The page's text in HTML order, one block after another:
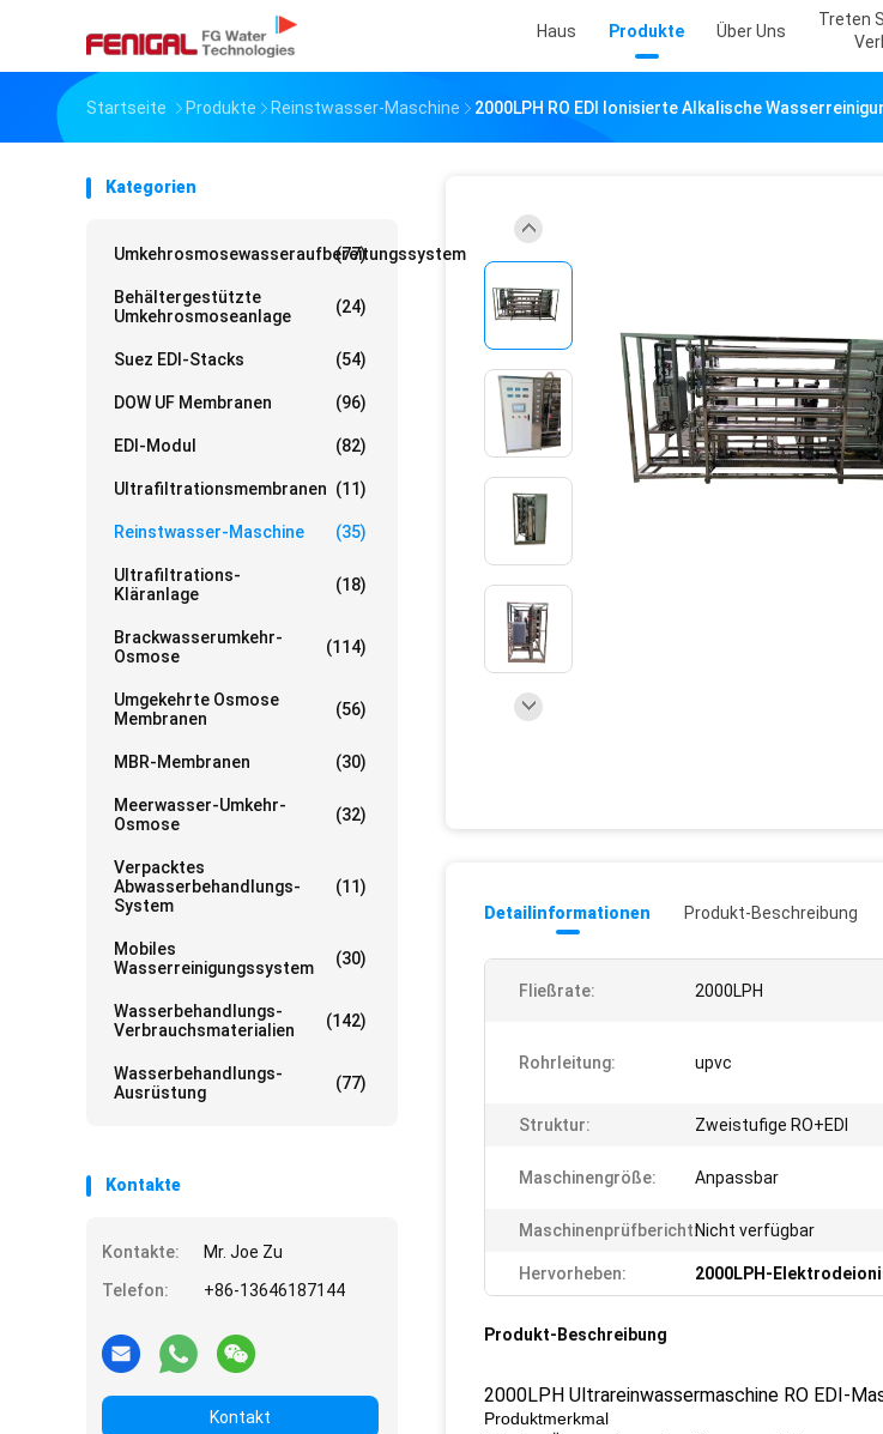
Haus Produkte Über Uns
Treten
Startseite Produkte Reinstwasser-Maschine 2000LPH RO EDI Ionisierte Alkalische
Kategorien
Umkehrosmosewasseraufbereitungssystem
(77)
Behältergestützte
Umkehrosmoseanlage
(24)
Suez EDI-Stacks (54)
DOW UF Membranen (96)
EDI-Modul (82)
Ultrafiltrationsmembranen (11)
Reinstwasser-Maschine (35)
Ultrafiltrations-
Kläranlage
(18)
Brackwasserumkehr-
Osmose
(114)
Umgekehrte Osmose
Membranen
(56)
MBR-Membranen (30)
Meerwasser-Umkehr-
Osmose
(32)
Verpacktes
Abwasserbehandlungs-
System
(11)
Mobiles
Wasserreinigungssystem
(30)
Wasserbehandlungs-
Verbrauchsmaterialien
(142)
Wasserbehandlungs-
Ausrüstung
(77)
Kontakte
Kontakte:
Mr. Joe Zu
Telefon:
+86-13646187144
Kontakt
Detailinformationen Produkt-Beschreibung
Fließrate: 2000LPH
Rohrleitung: upvc
Struktur: Zweistufige RO+EDI
Maschinengröße: Anpassbar
Maschinenprüfbericht:Nicht verfügbar
Hervorheben: 2000LPH-
Produkt-Beschreibung
2000LPH Ultrareinwassermaschine RO EDI-
Produktmerkmal